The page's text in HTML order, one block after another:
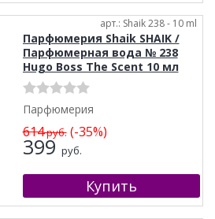
арт.: Shaik 238 - 10 ml
Парфюмерия Shaik SHAIK /
Парфюмерная вода № 238
Hugo Boss The Scent 10 мл
Парфюмерия
614руб.(-35%)
399 руб.